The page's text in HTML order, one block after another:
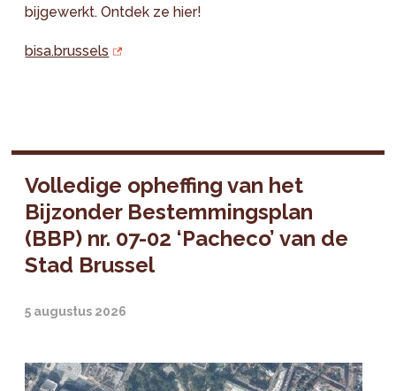
bijgewerkt. Ontdek ze hier!
bisa.brussels
Volledige opheffing van het
Bijzonder Bestemmingsplan
(BBP) nr. 07-02 ‘Pacheco’ van de
Stad Brussel
5 augustus 2026